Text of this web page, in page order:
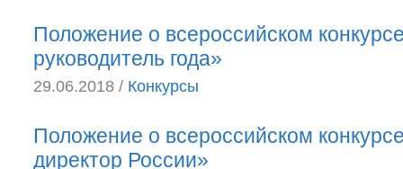
Положение о всероссийском
руководитель года»
29.06.2018 / Конкурсы
Положение о всероссийском
директор России»